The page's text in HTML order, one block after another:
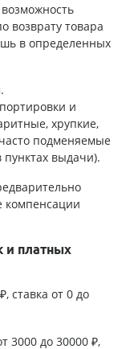
возврату товара
в определенных
и
хрупкие,
подменяемые
выдачи).
компенсации
и платных
ставка от 0 до
3000 до 30000 ₽,